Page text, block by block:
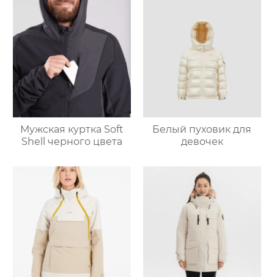
Мужская куртка Soft
Shell черного цвета
Белый пуховик для
девочек